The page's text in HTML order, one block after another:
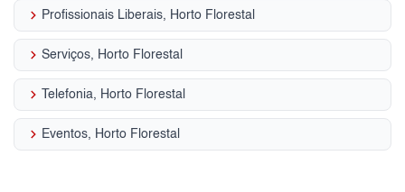
keyboard_arrow_right Profissionais Liberais, Horto Florestal
keyboard_arrow_right Serviços, Horto Florestal
keyboard_arrow_right Telefonia, Horto Florestal
keyboard_arrow_right Eventos, Horto Florestal